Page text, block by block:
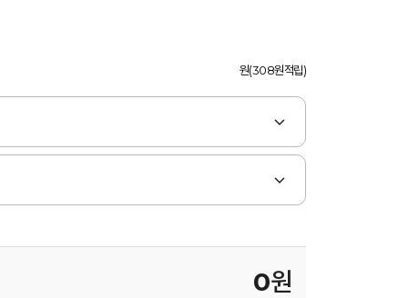
원(308원적립)
0원